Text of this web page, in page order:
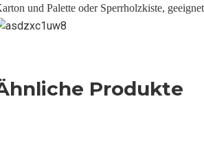
und Palette oder Sperrholzkiste,
Produkte